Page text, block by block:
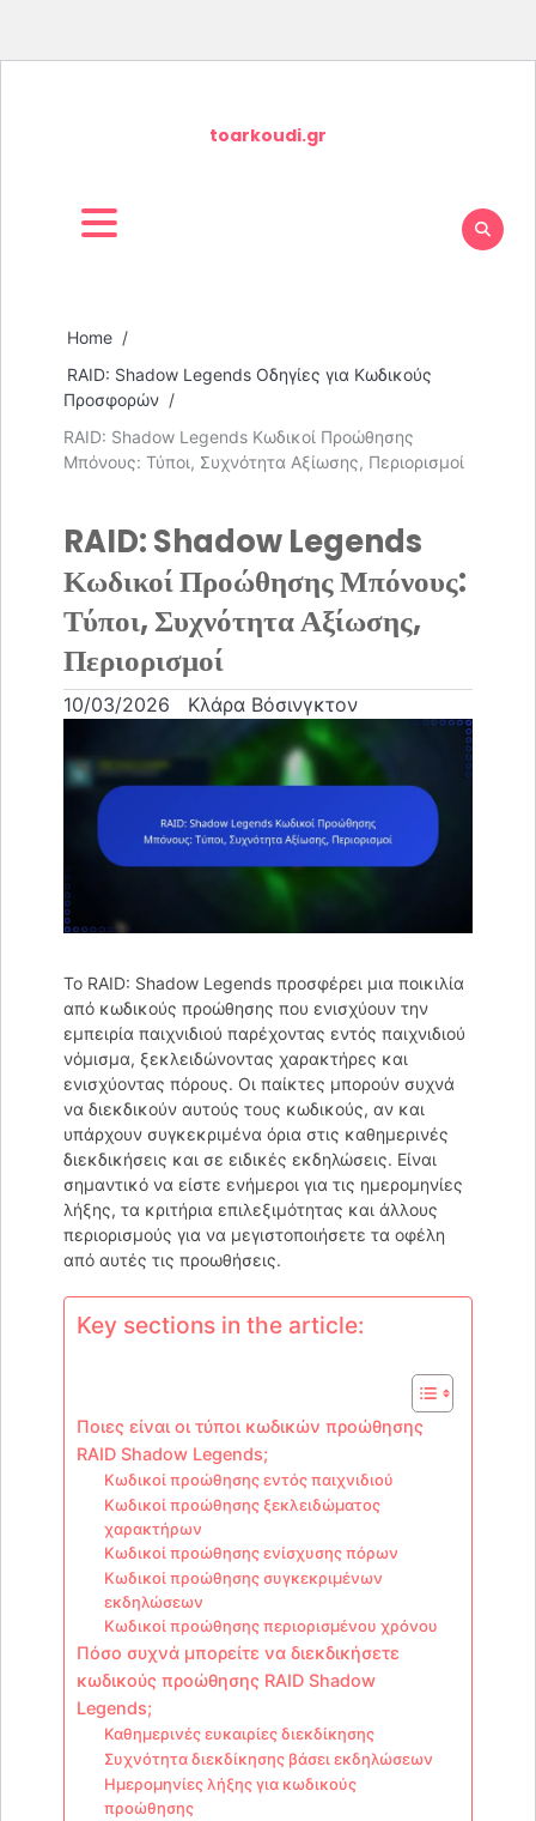
toarkoudi.gr
Home
RAID: Shadow Legends Οδηγίες για Κωδικούς
Προσφορών
RAID: Shadow Legends Κωδικοί Προώθησης
Μπόνους: Τύποι, Συχνότητα Αξίωσης, Περιορισμοί
RAID: Shadow Legends
Κωδικοί Προώθησης Μπόνους:
Τύποι, Συχνότητα Αξίωσης,
Περιορισμοί
10/03/2026 Κλάρα Βόσινγκτον
Το RAID: Shadow Legends προσφέρει μια ποικιλία
από κωδικούς προώθησης που ενισχύουν την
εμπειρία παιχνιδιού παρέχοντας εντός παιχνιδιού
νόμισμα, ξεκλειδώνοντας χαρακτήρες και
ενισχύοντας πόρους. Οι παίκτες μπορούν συχνά
να διεκδικούν αυτούς τους κωδικούς, αν και
υπάρχουν συγκεκριμένα όρια στις καθημερινές
διεκδικήσεις και σε ειδικές εκδηλώσεις. Είναι
σημαντικό να είστε ενήμεροι για τις ημερομηνίες
λήξης, τα κριτήρια επιλεξιμότητας και άλλους
περιορισμούς για να μεγιστοποιήσετε τα οφέλη
από αυτές τις προωθήσεις.
Key sections in the article:
Ποιες είναι οι τύποι κωδικών προώθησης
RAID Shadow Legends;
Κωδικοί προώθησης εντός παιχνιδιού
Κωδικοί προώθησης ξεκλειδώματος
χαρακτήρων
Κωδικοί προώθησης ενίσχυσης πόρων
Κωδικοί προώθησης συγκεκριμένων
εκδηλώσεων
Κωδικοί προώθησης περιορισμένου χρόνου
Πόσο συχνά μπορείτε να διεκδικήσετε
κωδικούς προώθησης RAID Shadow
Legends;
Καθημερινές ευκαιρίες διεκδίκησης
Συχνότητα διεκδίκησης βάσει εκδηλώσεων
Ημερομηνίες λήξης για κωδικούς
προώθησης